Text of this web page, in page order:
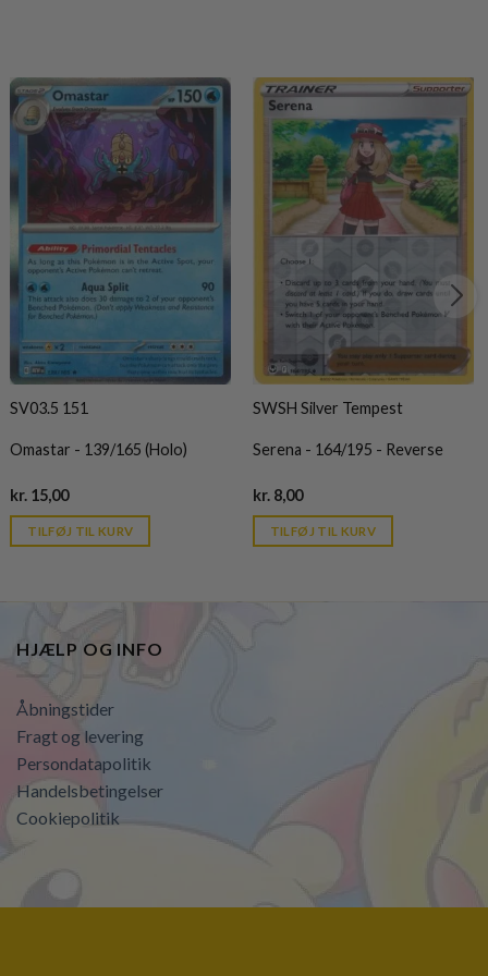
SV03.5 151
Omastar - 139/165 (Holo)
kr. 15,00Current
is:
kr. 39,95.
TILFØJ TIL KURV
SWSH Silver Tempest
Serena - 164/195 - Reverse
kr.8,00Current
is:
kr. 39,95.
TILFØJ TIL KURV
HJÆLP OG INFO
Åbningstider
Fragt og levering
Persondatapolitik
Handelsbetingelser
Cookiepolitik